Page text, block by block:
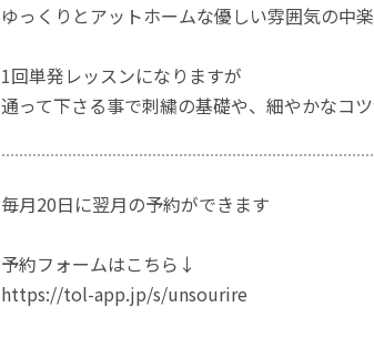
ゆっくりとアットホームな優しい雰囲気の中
1回単発レッスンになりますが
通って下さる事で刺繍の基礎や、細やかなコ
毎月20日に翌月の予約ができます
予約フォームはこちら↓
https://tol-app.jp/s/unsourire